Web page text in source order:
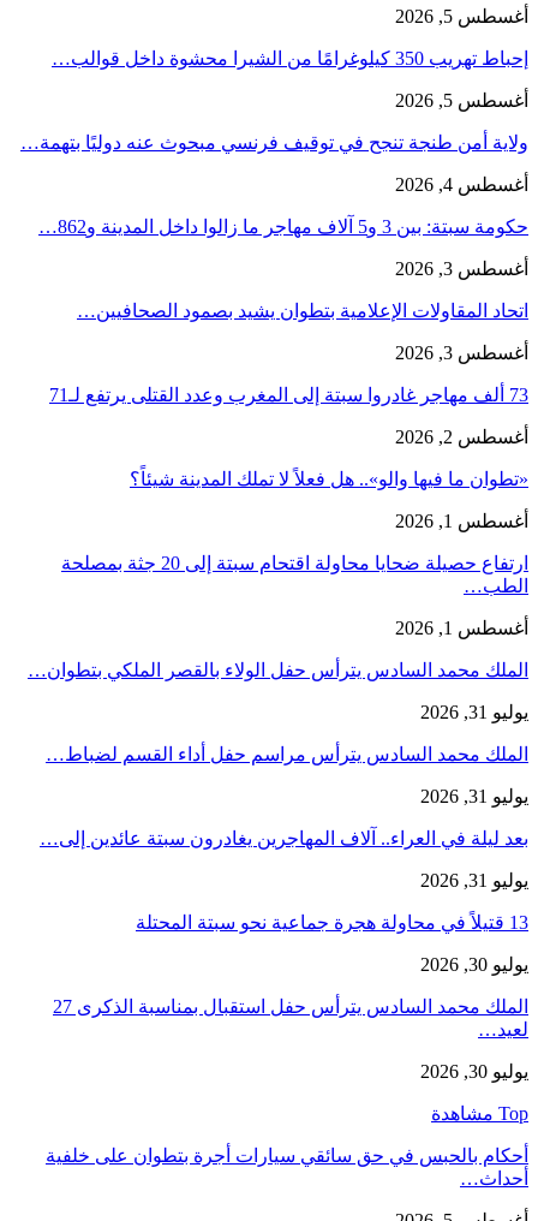
أغسطس 5, 2026
إحباط تهريب 350 كيلوغرامًا من الشيرا محشوة داخل قوالب…
أغسطس 5, 2026
ولاية أمن طنجة تنجح في توقيف فرنسي مبحوث عنه دوليًا بتهمة…
أغسطس 4, 2026
حكومة سبتة: بين 3 و5 آلاف مهاجر ما زالوا داخل المدينة و862…
أغسطس 3, 2026
اتحاد المقاولات الإعلامية بتطوان يشيد بصمود الصحافيين…
أغسطس 3, 2026
73 ألف مهاجر غادروا سبتة إلى المغرب وعدد القتلى يرتفع لـ71
أغسطس 2, 2026
«تطوان ما فيها والو».. هل فعلاً لا تملك المدينة شيئاً؟
أغسطس 1, 2026
ارتفاع حصيلة ضحايا محاولة اقتحام سبتة إلى 20 جثة بمصلحة
الطب…
أغسطس 1, 2026
الملك محمد السادس يترأس حفل الولاء بالقصر الملكي بتطوان…
يوليو 31, 2026
الملك محمد السادس يترأس مراسم حفل أداء القسم لضباط…
يوليو 31, 2026
بعد ليلة في العراء.. آلاف المهاجرين يغادرون سبتة عائدين إلى…
يوليو 31, 2026
13 قتيلاً في محاولة هجرة جماعية نحو سبتة المحتلة
يوليو 30, 2026
الملك محمد السادس يترأس حفل استقبال بمناسبة الذكرى 27
لعيد…
يوليو 30, 2026
Top مشاهدة
أحكام بالحبس في حق سائقي سيارات أجرة بتطوان على خلفية
أحداث…